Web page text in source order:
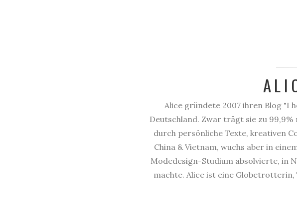
Alice gründete 2007 ihren Blog "I
Deutschland. Zwar trägt sie zu
durch persönliche Texte, kreativen
China & Vietnam, wuchs aber in
Modedesign-Studium absolvierte, in
machte. Alice ist eine